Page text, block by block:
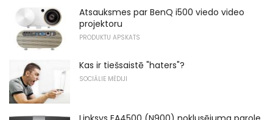
Atsauksmes par BenQ i500 viedo video
projektoru
PRODUKTU APSKATS
Kas ir tiešsaistē "haters"?
SOCIĀLIE MĒDIJI